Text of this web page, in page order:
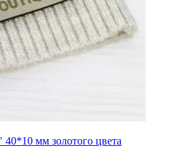
мм золотого цвета